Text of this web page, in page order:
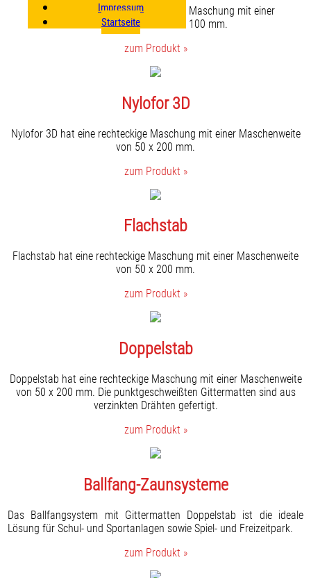
Impressum
Startseite
Rondofor 3DL hat eine rechteckige Maschung mit einer
Maschenweite von 55 x 100 mm.
zum Produkt »
Nylofor 3D
Nylofor 3D hat eine rechteckige Maschung mit einer Maschenweite
von 50 x 200 mm.
zum Produkt »
Flachstab
Flachstab hat eine rechteckige Maschung mit einer Maschenweite
von 50 x 200 mm.
zum Produkt »
Doppelstab
Doppelstab hat eine rechteckige Maschung mit einer Maschenweite
von 50 x 200 mm. Die punktgeschweißten Gittermatten sind aus
verzinkten Drähten gefertigt.
zum Produkt »
Ballfang-Zaunsysteme
Das Ballfangsystem mit Gittermatten Doppelstab ist die ideale
Lösung für Schul- und Sportanlagen sowie Spiel- und Freizeitpark.
zum Produkt »